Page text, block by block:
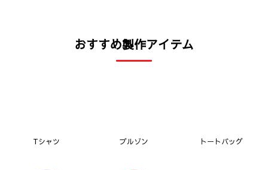
おすすめ製作アイテム
Tシャツ ブルゾン トートバッグ